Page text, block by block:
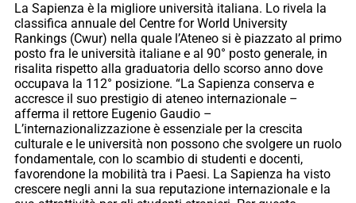
La Sapienza è la migliore università italiana. Lo rivela la
classifica annuale del Centre for World University
Rankings (Cwur) nella quale l’Ateneo si è piazzato al primo
posto fra le università italiane e al 90° posto generale, in
risalita rispetto alla graduatoria dello scorso anno dove
occupava la 112° posizione. “La Sapienza conserva e
accresce il suo prestigio di ateneo internazionale –
afferma il rettore Eugenio Gaudio –
L’internazionalizzazione è essenziale per la crescita
culturale e le università non possono che svolgere un ruolo
fondamentale, con lo scambio di studenti e docenti,
favorendone la mobilità tra i Paesi. La Sapienza ha visto
crescere negli anni la sua reputazione internazionale e la